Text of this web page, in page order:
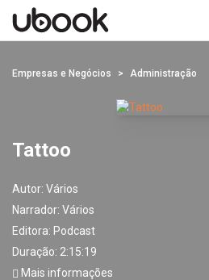
Empresas e Negócios Administração
Tattoo
Autor: Vários
Narrador: Vários
Editora: Podcast
Duração: 2:15:19
Mais informações